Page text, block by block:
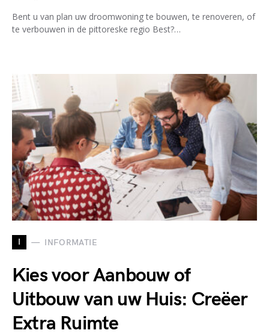
Bent u van plan uw droomwoning te bouwen, te renoveren, of
te verbouwen in de pittoreske regio Best?…
I INFORMATIE
Kies voor Aanbouw of
Uitbouw van uw Huis: Creëer
Extra Ruimte